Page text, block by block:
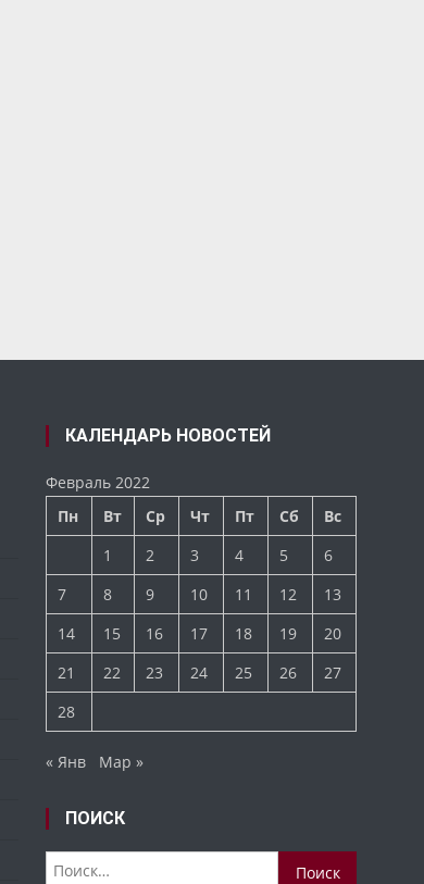
КАЛЕНДАРЬ НОВОСТЕЙ
Февраль 2022
Пн
Вт Ср Чт Пт Сб
Вс
1
2 3 4 5
6
7
8 9 10 11 12
13
14
15 16 17 18 19
20
21
22 23 24 25 26
27
28
« Янв Мар »
ПОИСК
Найти: